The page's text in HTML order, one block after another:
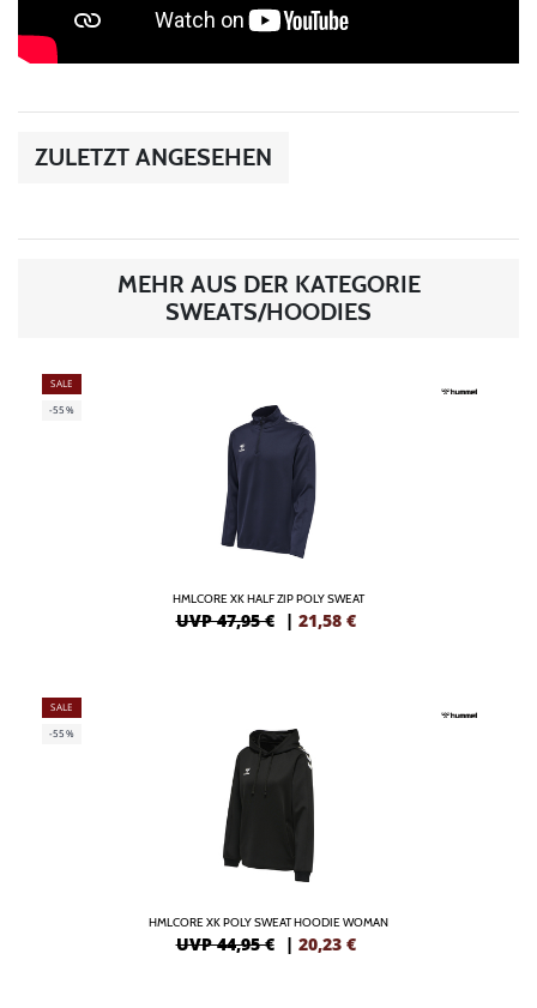
ZULETZT ANGESEHEN
MEHR AUS DER KATEGORIE
SWEATS/HOODIES
SALE
-55%
HMLCORE XK HALF ZIP POLY SWEAT
UVP 47,95 € | 21,58 €
SALE
-55%
HMLCORE XK POLY SWEAT HOODIE WOMAN
UVP 44,95 € | 20,23 €